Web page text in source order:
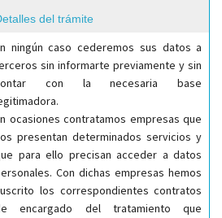
del trámite
ningún caso cederemos sus datos a
sin informarte previamente y sin
con la necesaria base
ocasiones contratamos empresas que
presentan determinados servicios y
para ello precisan acceder a datos
Con dichas empresas hemos
los correspondientes contratos
encargado del tratamiento que